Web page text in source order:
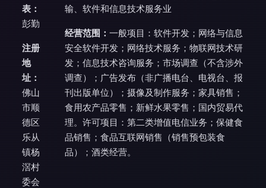
表：
彭勤
注册
地
址：
佛山
市顺
德区
乐从
镇杨
滘村
委会
输、软件和信息技术服务业
经营范围： 一般项目：软件开发；网络与信息
安全软件开发；网络技术服务；物联网技术研
发；信息技术咨询服务；市场调查（不含涉外
调查）；广告发布（非广播电台、电视台、报
刊出版单位）；摄像及制作服务；家具销售；
食用农产品零售；新鲜水果零售；国内贸易代
理。许可项目：第二类增值电信业务；保健食
品销售；食品互联网销售（销售预包装食
品）；酒类经营。